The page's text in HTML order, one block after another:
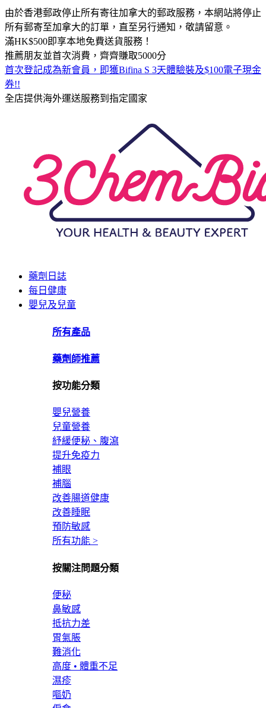
由於香港郵政停止所有寄往加拿大的郵政服務，本網站將停止
所有郵寄至加拿大的訂單，直至另行通知，敬請留意。
滿HK$500即享本地免費送貨服務！
推薦朋友並首次消費，齊齊賺取5000分
首次登記成為新會員，即獲Bifina S 3天體驗裝及$100電子現金
券!!
全店提供海外運送服務到指定國家
藥劑日誌
每日健康
嬰兒及兒童
所有產品
藥劑師推薦
按功能分類
嬰兒營養
兒童營養
紓緩便秘、腹瀉
提升免疫力
補眼
補腦
改善腸道健康
改善睡眠
預防敏感
所有功能 >
按關注問題分類
便秘
鼻敏感
抵抗力差
胃氣脹
難消化
高度 • 體重不足
濕疹
嘔奶